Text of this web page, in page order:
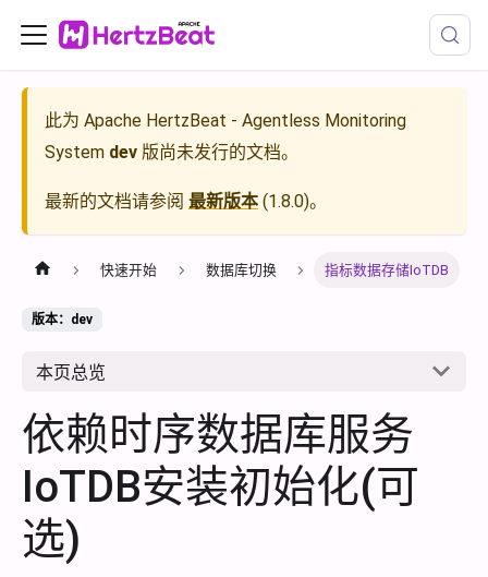
此为 Apache HertzBeat - Agentless Monitoring
System dev 版尚未发行的文档。
最新的文档请参阅 最新版本(1.8.0)。
快速开始 数据库切换 指标数据存储IoTDB
版本：dev
本页总览
依赖时序数据库服务
IoTDB安装初始化(可
选)